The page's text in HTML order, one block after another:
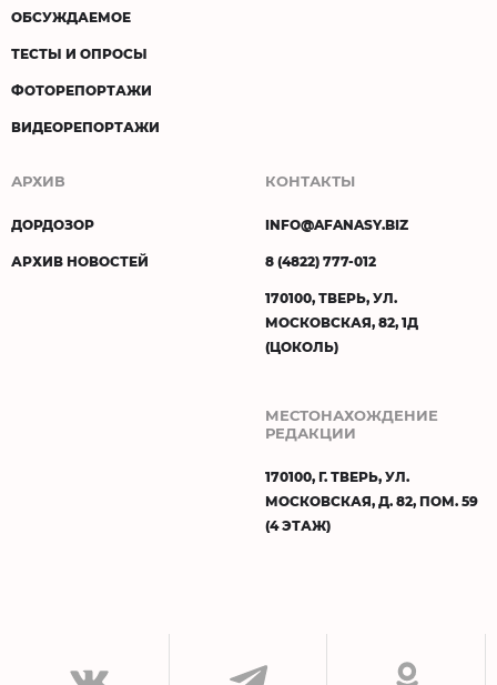
ОБСУЖДАЕМОЕ
ТЕСТЫ И ОПРОСЫ
ФОТОРЕПОРТАЖИ
ВИДЕОРЕПОРТАЖИ
АРХИВ
ДОРДОЗОР
АРХИВ НОВОСТЕЙ
КОНТАКТЫ
INFO@AFANASY.BIZ
8 (4822) 777-012
170100, ТВЕРЬ, УЛ.
МОСКОВСКАЯ, 82, 1Д
(ЦОКОЛЬ)
МЕСТОНАХОЖДЕНИЕ
РЕДАКЦИИ
170100, Г. ТВЕРЬ, УЛ.
МОСКОВСКАЯ, Д. 82, ПОМ. 59
(4 ЭТАЖ)